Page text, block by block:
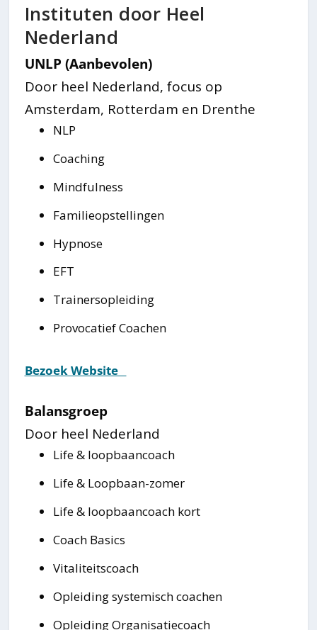
Instituten door Heel
Nederland
UNLP (Aanbevolen)
Door heel Nederland, focus op
Amsterdam, Rotterdam en Drenthe
NLP
Coaching
Mindfulness
Familieopstellingen
Hypnose
EFT
Trainersopleiding
Provocatief Coachen
Bezoek Website⠀
Balansgroep
Door heel Nederland
Life & loopbaancoach
Life & Loopbaan-zomer
Life & loopbaancoach kort
Coach Basics
Vitaliteitscoach
Opleiding systemisch coachen
Opleiding Organisatiecoach